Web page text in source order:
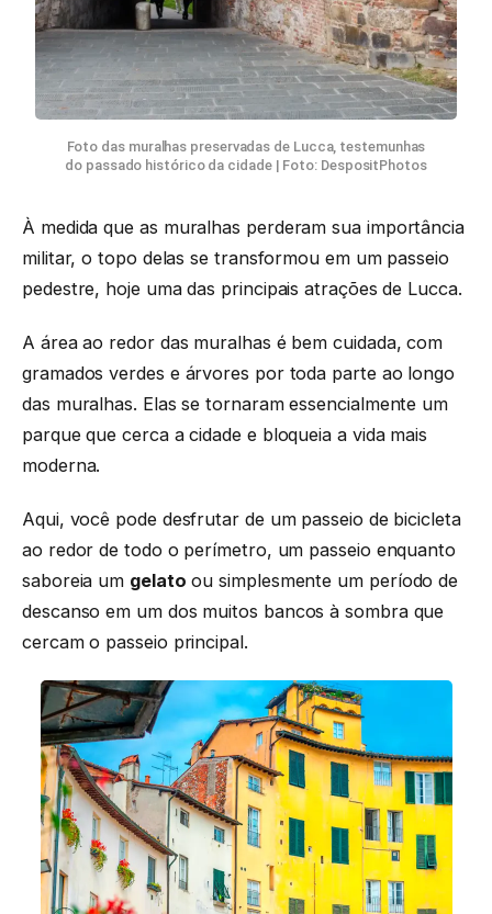
Foto das muralhas preservadas de Lucca, testemunhas
do passado histórico da cidade | Foto: DespositPhotos
À medida que as muralhas perderam sua importância
militar, o topo delas se transformou em um passeio
pedestre, hoje uma das principais atrações de Lucca.
A área ao redor das muralhas é bem cuidada, com
gramados verdes e árvores por toda parte ao longo
das muralhas. Elas se tornaram essencialmente um
parque que cerca a cidade e bloqueia a vida mais
moderna.
Aqui, você pode desfrutar de um passeio de bicicleta
ao redor de todo o perímetro, um passeio enquanto
saboreia um gelato ou simplesmente um período de
descanso em um dos muitos bancos à sombra que
cercam o passeio principal.